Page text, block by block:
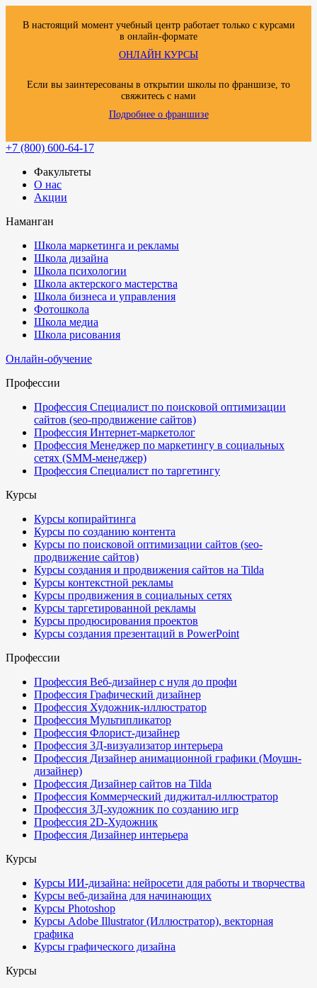
В настоящий момент учебный центр работает только с курсами
в онлайн-формате
ОНЛАЙН КУРСЫ
Если вы заинтересованы в открытии школы по франшизе, то
свяжитесь с нами
Подробнее о франшизе
+7 (800) 600-64-17
Факультеты
О нас
Акции
Наманган
Школа маркетинга и рекламы
Школа дизайна
Школа психологии
Школа актерского мастерства
Школа бизнеса и управления
Фотошкола
Школа медиа
Школа рисования
Онлайн-обучение
Профессии
Профессия Специалист по поисковой оптимизации
сайтов (seo-продвижение сайтов)
Профессия Интернет-маркетолог
Профессия Менеджер по маркетингу в социальных
сетях (SMM-менеджер)
Профессия Специалист по таргетингу
Курсы
Курсы копирайтинга
Курсы по созданию контента
Курсы по поисковой оптимизации сайтов (seo-
продвижение сайтов)
Курсы создания и продвижения сайтов на Tilda
Курсы контекстной рекламы
Курсы продвижения в социальных сетях
Курсы таргетированной рекламы
Курсы продюсирования проектов
Курсы создания презентаций в PowerPoint
Профессии
Профессия Веб-дизайнер с нуля до профи
Профессия Графический дизайнер
Профессия Художник-иллюстратор
Профессия Мультипликатор
Профессия Флорист-дизайнер
Профессия 3Д-визуализатор интерьера
Профессия Дизайнер анимационной графики (Моушн-
дизайнер)
Профессия Дизайнер сайтов на Tilda
Профессия Коммерческий диджитал-иллюстратор
Профессия 3Д-художник по созданию игр
Профессия 2D-Художник
Профессия Дизайнер интерьера
Курсы
Курсы ИИ-дизайна: нейросети для работы и творчества
Курсы веб-дизайна для начинающих
Курсы Photoshop
Курсы Adobe Illustrator (Иллюстратор), векторная
графика
Курсы графического дизайна
Курсы